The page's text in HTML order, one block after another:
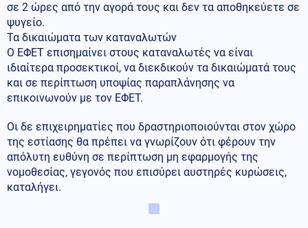
σε 2 ώρες από την αγορά τους και δεν τα αποθηκεύετε σε
ψυγείο.
Τα δικαιώματα των καταναλωτών
Ο ΕΦΕΤ επισημαίνει στους καταναλωτές να είναι
ιδιαίτερα προσεκτικοί, να διεκδικούν τα δικαιώματά τους
και σε περίπτωση υποψίας παραπλάνησης να
επικοινωνούν με τον ΕΦΕΤ.
Οι δε επιχειρηματίες που δραστηριοποιούνται στον χώρο
της εστίασης θα πρέπει να γνωρίζουν ότι φέρουν την
απόλυτη ευθύνη σε περίπτωση μη εφαρμογής της
νομοθεσίας, γεγονός που επισύρει αυστηρές κυρώσεις,
καταλήγει.